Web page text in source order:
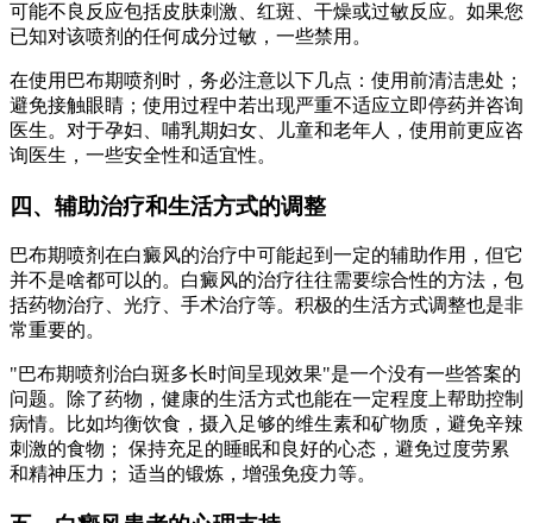
可能不良反应包括皮肤刺激、红斑、干燥或过敏反应。如果您
已知对该喷剂的任何成分过敏，一些禁用。
在使用巴布期喷剂时，务必注意以下几点：使用前清洁患处；
避免接触眼睛；使用过程中若出现严重不适应立即停药并咨询
医生。对于孕妇、哺乳期妇女、儿童和老年人，使用前更应咨
询医生，一些安全性和适宜性。
四、辅助治疗和生活方式的调整
巴布期喷剂在白癜风的治疗中可能起到一定的辅助作用，但它
并不是啥都可以的。白癜风的治疗往往需要综合性的方法，包
括药物治疗、光疗、手术治疗等。积极的生活方式调整也是非
常重要的。
"巴布期喷剂治白斑多长时间呈现效果"是一个没有一些答案的
问题。除了药物，健康的生活方式也能在一定程度上帮助控制
病情。比如均衡饮食，摄入足够的维生素和矿物质，避免辛辣
刺激的食物； 保持充足的睡眠和良好的心态，避免过度劳累
和精神压力； 适当的锻炼，增强免疫力等。